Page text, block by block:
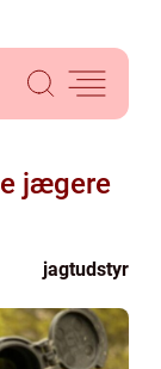
jægere
jagtudstyr